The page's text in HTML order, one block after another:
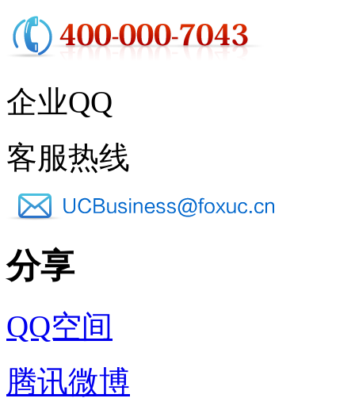
企业QQ
客服热线
分享
QQ空间
腾讯微博